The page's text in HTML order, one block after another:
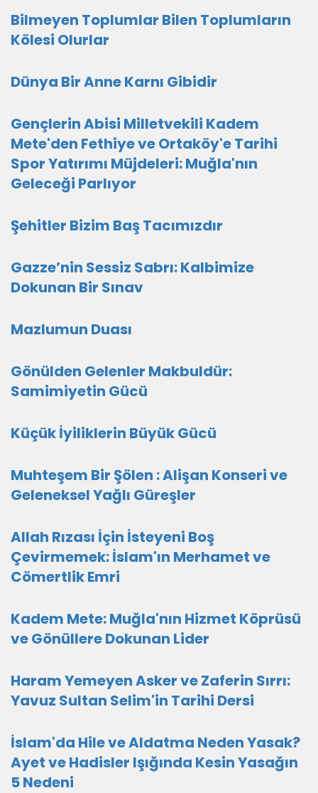
Bilmeyen Toplumlar Bilen Toplumların
Kölesi Olurlar
Dünya Bir Anne Karnı Gibidir
Gençlerin Abisi Milletvekili Kadem
Mete'den Fethiye ve Ortaköy'e Tarihi
Spor Yatırımı Müjdeleri: Muğla'nın
Geleceği Parlıyor
Şehitler Bizim Baş Tacımızdır
Gazze’nin Sessiz Sabrı: Kalbimize
Dokunan Bir Sınav
Mazlumun Duası
​Gönülden Gelenler Makbuldür:
Samimiyetin Gücü
Küçük İyiliklerin Büyük Gücü
Muhteşem Bir Şölen : Alişan Konseri ve
Geleneksel Yağlı Güreşler
Allah Rızası İçin İsteyeni Boş
Çevirmemek: İslam'ın Merhamet ve
Cömertlik Emri
Kadem Mete: Muğla'nın Hizmet Köprüsü
ve Gönüllere Dokunan Lider
Haram Yemeyen Asker ve Zaferin Sırrı:
Yavuz Sultan Selim'in Tarihi Dersi
İslam'da Hile ve Aldatma Neden Yasak?
Ayet ve Hadisler Işığında Kesin Yasağın
5 Nedeni